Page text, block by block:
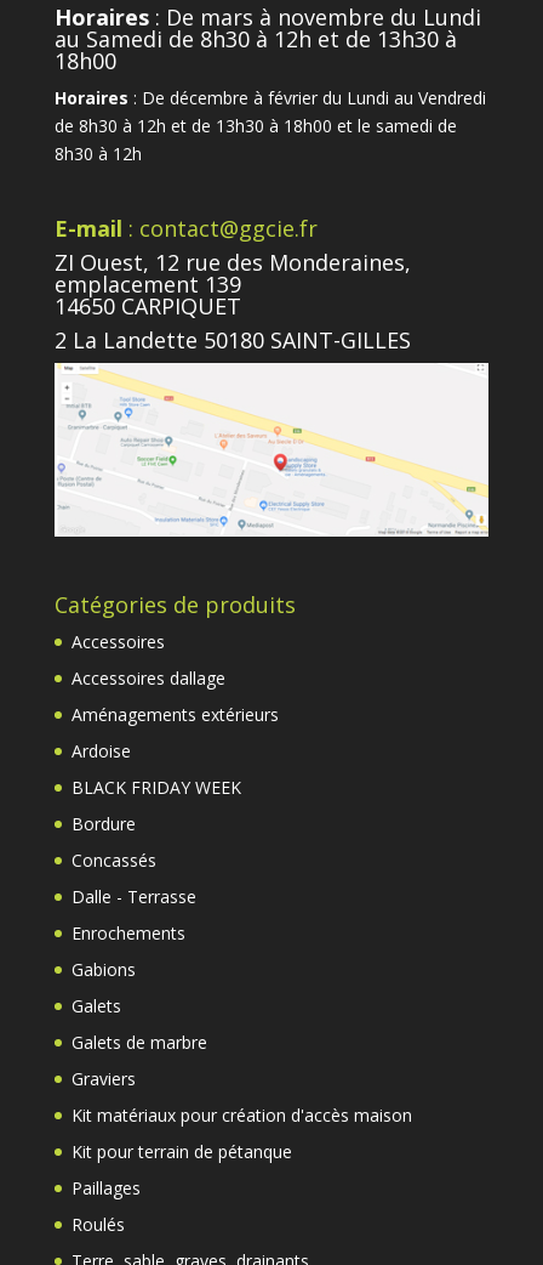
Horaires: De mars à novembre du Lundi
au Samedi de 8h30 à 12h et de 13h30 à
18h00
Horaires : De décembre à février du Lundi au Vendredi
de 8h30 à 12h et de 13h30 à 18h00 et le samedi de
8h30 à 12h
E-mail : contact@ggcie.fr
ZI Ouest, 12 rue des Monderaines,
emplacement 139
14650 CARPIQUET
2 La Landette 50180 SAINT-GILLES
Catégories de produits
Accessoires
Accessoires dallage
Aménagements extérieurs
Ardoise
BLACK FRIDAY WEEK
Bordure
Concassés
Dalle - Terrasse
Enrochements
Gabions
Galets
Galets de marbre
Graviers
Kit matériaux pour création d'accès maison
Kit pour terrain de pétanque
Paillages
Roulés